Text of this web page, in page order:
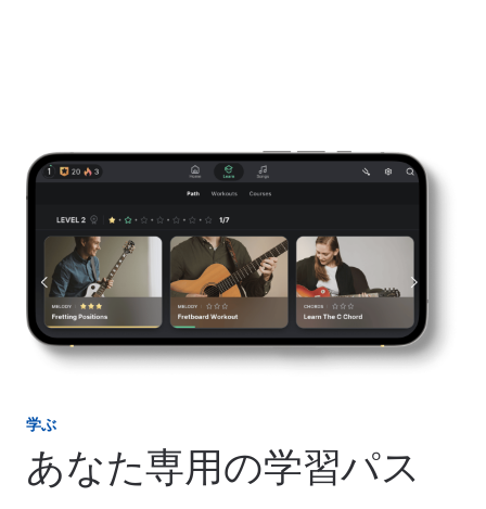
学ぶ
あなた専用の学習パス